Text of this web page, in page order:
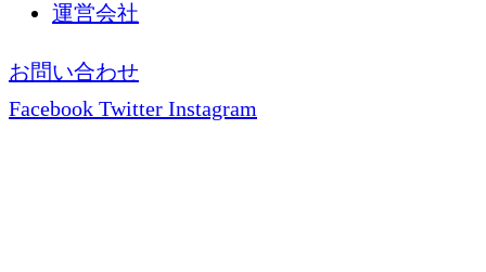
運営会社
お問い合わせ
Facebook Twitter Instagram